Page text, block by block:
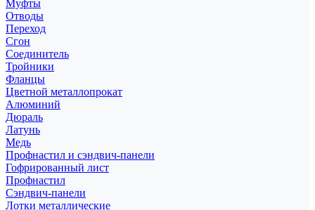
Муфты
Отводы
Переход
Сгон
Соединитель
Тройники
Фланцы
Цветной металлопрокат
Алюминий
Дюраль
Латунь
Медь
Профнастил и сэндвич-панели
Гофрированный лист
Профнастил
Сэндвич-панели
Лотки металлические